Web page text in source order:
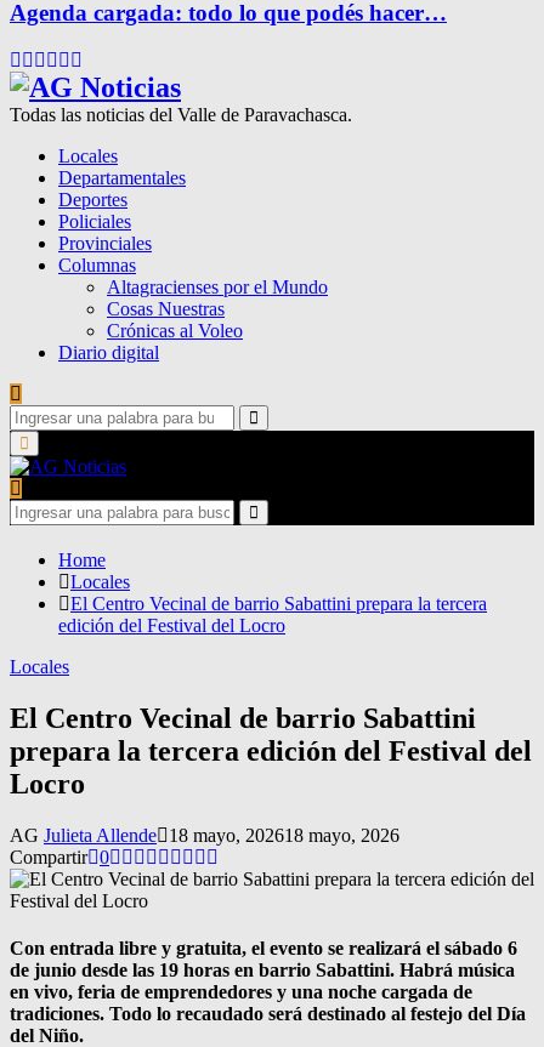
Agenda cargada: todo lo que podés hacer…
Facebook
Twitter
Instagram
Pinterest
Google
Todas las noticias del Valle de Paravachasca.
Locales
Departamentales
Deportes
Policiales
Provinciales
Columnas
Altagracienses por el Mundo
Cosas Nuestras
Crónicas al Voleo
Diario digital
Search
for:
Search
Primary
Menu
Search
for:
Search
Home
Locales
El Centro Vecinal de barrio Sabattini prepara la tercera
edición del Festival del Locro
Locales
El Centro Vecinal de barrio Sabattini
prepara la tercera edición del Festival del
Locro
AG Julieta Allende 18 mayo, 202618 mayo, 2026
Compartir 0
Con entrada libre y gratuita, el evento se realizará el sábado 6
de junio desde las 19 horas en barrio Sabattini. Habrá música
en vivo, feria de emprendedores y una noche cargada de
tradiciones. Todo lo recaudado será destinado al festejo del Día
del Niño.